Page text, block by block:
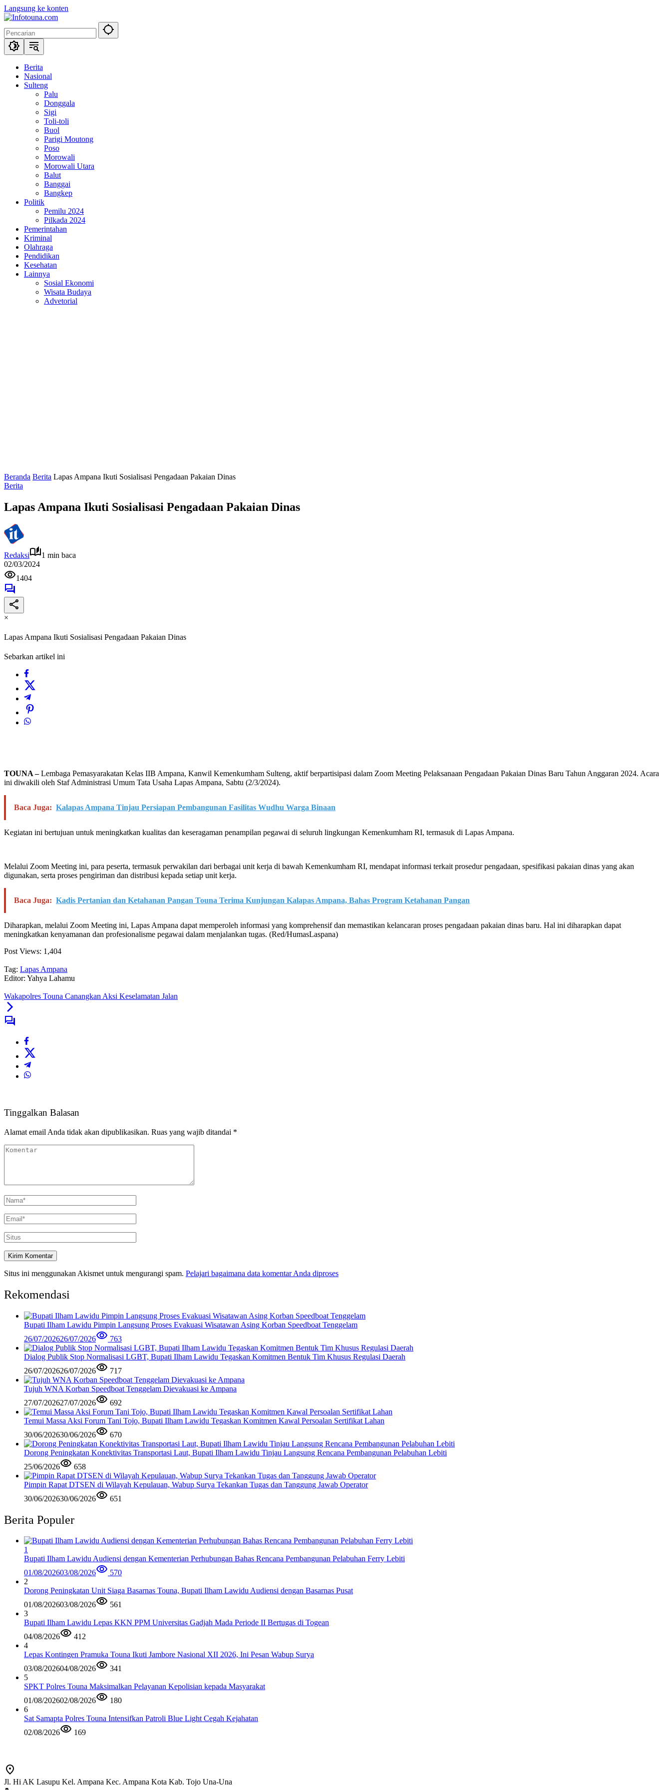
Langsung ke konten
Berita
Nasional
Sulteng
Palu
Donggala
Sigi
Toli-toli
Buol
Parigi Moutong
Poso
Morowali
Morowali Utara
Balut
Banggai
Bangkep
Politik
Pemilu 2024
Pilkada 2024
Pemerintahan
Kriminal
Olahraga
Pendidikan
Kesehatan
Lainnya
Sosial Ekonomi
Wisata Budaya
Advetorial
Beranda Berita Lapas Ampana Ikuti Sosialisasi Pengadaan Pakaian Dinas
Berita
Lapas Ampana Ikuti Sosialisasi Pengadaan Pakaian Dinas
Redaksi
1 min baca
02/03/2024
1404
×
Lapas Ampana Ikuti Sosialisasi Pengadaan Pakaian Dinas
Sebarkan artikel ini
TOUNA –Lembaga Pemasyarakatan Kelas IIB Ampana, Kanwil Kemenkumham Sulteng, aktif berpartisipasi dalam Zoom Meeting Pelaksanaan Pengadaan Pakaian Dinas Baru Tahun Anggaran 2024. Acara
ini diwakili oleh Staf Administrasi Umum Tata Usaha Lapas Ampana, Sabtu (2/3/2024).
Baca Juga: Kalapas Ampana Tinjau Persiapan Pembangunan Fasilitas Wudhu Warga Binaan
Kegiatan ini bertujuan untuk meningkatkan kualitas dan keseragaman penampilan pegawai di seluruh lingkungan Kemenkumham RI, termasuk di Lapas Ampana.
Melalui Zoom Meeting ini, para peserta, termasuk perwakilan dari berbagai unit kerja di bawah Kemenkumham RI, mendapat informasi terkait prosedur pengadaan, spesifikasi pakaian dinas yang akan
digunakan, serta proses pengiriman dan distribusi kepada setiap unit kerja.
Baca Juga: Kadis Pertanian dan Ketahanan Pangan Touna Terima Kunjungan Kalapas Ampana, Bahas Program Ketahanan Pangan
Diharapkan, melalui Zoom Meeting ini, Lapas Ampana dapat memperoleh informasi yang komprehensif dan memastikan kelancaran proses pengadaan pakaian dinas baru. Hal ini diharapkan dapat
meningkatkan kenyamanan dan profesionalisme pegawai dalam menjalankan tugas. (Red/HumasLaspana)
Post Views: 1,404
Tag: Lapas Ampana
Editor: Yahya Lahamu
Wakapolres Touna Canangkan Aksi Keselamatan Jalan
Tinggalkan Balasan
Alamat email Anda tidak akan dipublikasikan. Ruas yang wajib ditandai *
Situs ini menggunakan Akismet untuk mengurangi spam. Pelajari bagaimana data komentar Anda diproses
Rekomendasi
Bupati Ilham Lawidu Pimpin Langsung Proses Evakuasi Wisatawan Asing Korban Speedboat Tenggelam
26/07/202626/07/2026 763
Dialog Publik Stop Normalisasi LGBT, Bupati Ilham Lawidu Tegaskan Komitmen Bentuk Tim Khusus Regulasi Daerah
26/07/202626/07/2026 717
Tujuh WNA Korban Speedboat Tenggelam Dievakuasi ke Ampana
27/07/202627/07/2026 692
Temui Massa Aksi Forum Tani Tojo, Bupati Ilham Lawidu Tegaskan Komitmen Kawal Persoalan Sertifikat Lahan
30/06/202630/06/2026 670
Dorong Peningkatan Konektivitas Transportasi Laut, Bupati Ilham Lawidu Tinjau Langsung Rencana Pembangunan Pelabuhan Lebiti
25/06/2026
658
Pimpin Rapat DTSEN di Wilayah Kepulauan, Wabup Surya Tekankan Tugas dan Tanggung Jawab Operator
30/06/202630/06/2026 651
Berita Populer
1
Bupati Ilham Lawidu Audiensi dengan Kementerian Perhubungan Bahas Rencana Pembangunan Pelabuhan Ferry Lebiti
01/08/202603/08/2026
570
2
Dorong Peningkatan Unit Siaga Basarnas Touna, Bupati Ilham Lawidu Audiensi dengan Basarnas Pusat
01/08/202603/08/2026
561
3
Bupati Ilham Lawidu Lepas KKN PPM Universitas Gadjah Mada Periode II Bertugas di Togean
04/08/2026
412
4
Lepas Kontingen Pramuka Touna Ikuti Jambore Nasional XII 2026, Ini Pesan Wabup Surya
03/08/202604/08/2026
341
5
SPKT Polres Touna Maksimalkan Pelayanan Kepolisian kepada Masyarakat
01/08/202602/08/2026
180
6
Sat Samapta Polres Touna Intensifkan Patroli Blue Light Cegah Kejahatan
02/08/2026
169
Jl. Hi AK Lasupu Kel. Ampana Kec. Ampana Kota Kab. Tojo Una-Una